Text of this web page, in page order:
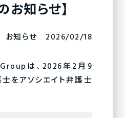
お知らせ】
お知らせ 2026/02/18
は、2026年2月9
をアソシエイト弁護士